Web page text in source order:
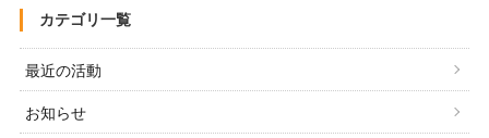
カテゴリ一覧
最近の活動
お知らせ